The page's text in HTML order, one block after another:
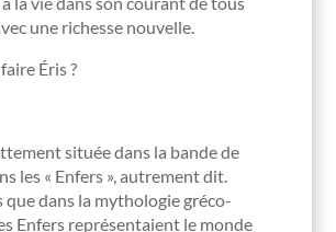
une richesse nouvelle.
Éris ?
située dans la bande de
les « Enfers », autrement dit.
que dans la mythologie gréco-
Enfers représentaient le monde